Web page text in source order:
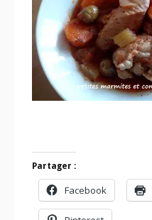
Partager :
Facebook